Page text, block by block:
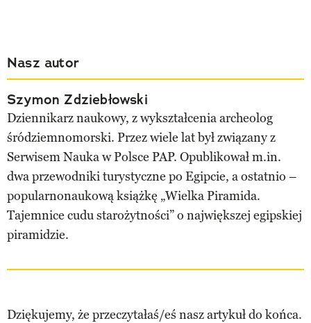
Nasz autor
Szymon Zdziebłowski
Dziennikarz naukowy, z wykształcenia archeolog
śródziemnomorski. Przez wiele lat był związany z
Serwisem Nauka w Polsce PAP. Opublikował m.in.
dwa przewodniki turystyczne po Egipcie, a ostatnio –
popularnonaukową książkę „Wielka Piramida.
Tajemnice cudu starożytności” o największej egipskiej
piramidzie.
Dziękujemy, że przeczytałaś/eś nasz artykuł do końca.